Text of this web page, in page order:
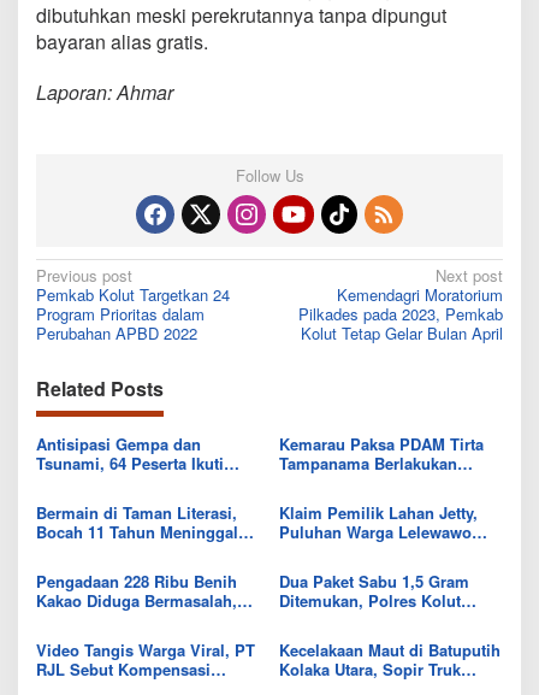
dibutuhkan meski perekrutannya tanpa dipungut
bayaran alias gratis.
Laporan: Ahmar
Follow Us
Post
navigation
Previous post
Pemkab Kolut Targetkan 24
Program Prioritas dalam
Perubahan APBD 2022
Next post
Kemendagri Moratorium
Pilkades pada 2023, Pemkab
Kolut Tetap Gelar Bulan April
Related Posts
Antisipasi Gempa dan
Tsunami, 64 Peserta Ikuti
Kemarau Paksa PDAM Tirta
Tampanama Berlakukan
Bermain di Taman Literasi,
Bocah 11 Tahun Meninggal
Klaim Pemilik Lahan Jetty,
Puluhan Warga Lelewawo
Pengadaan 228 Ribu Benih
Kakao Diduga Bermasalah,
Dua Paket Sabu 1,5 Gram
Ditemukan, Polres Kolut
Video Tangis Warga Viral, PT
RJL Sebut Kompensasi
Kecelakaan Maut di Batuputih
Kolaka Utara, Sopir Truk